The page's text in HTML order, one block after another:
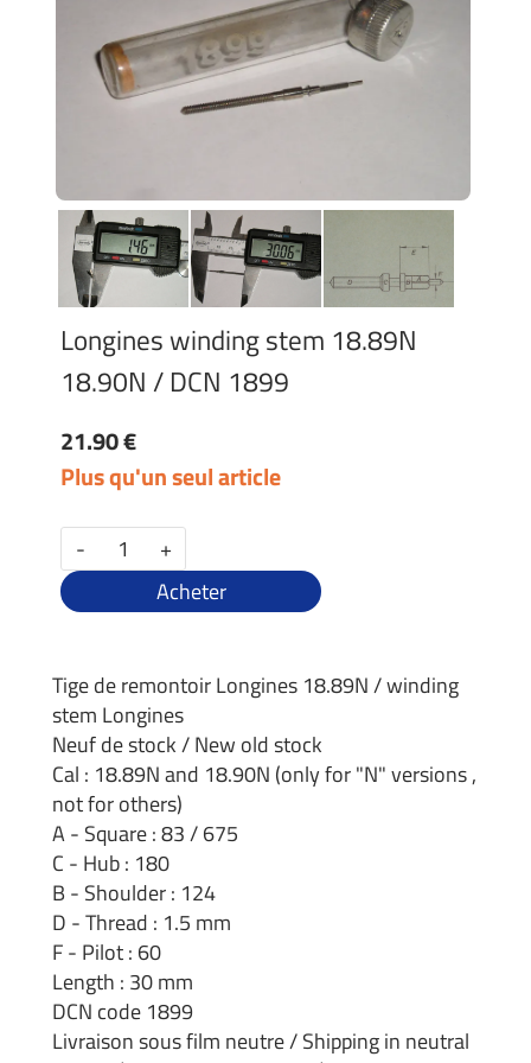
Longines winding stem 18.89N
18.90N / DCN 1899
21.90 €
Plus qu'un seul article
-
+
Acheter
Tige de remontoir Longines 18.89N / winding
stem Longines
Neuf de stock / New old stock
Cal : 18.89N and 18.90N (only for "N" versions ,
not for others)
A - Square : 83 / 675
C - Hub : 180
B - Shoulder : 124
D - Thread : 1.5 mm
F - Pilot : 60
Length : 30 mm
DCN code 1899
Livraison sous film neutre / Shipping in neutral